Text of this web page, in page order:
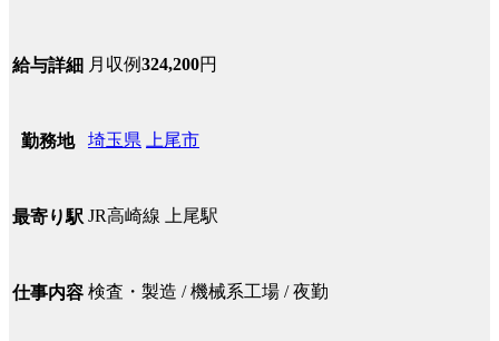
給与詳細 月収例324,200円
勤務地 埼玉県 上尾市
最寄り駅 JR高崎線 上尾駅
仕事内容 検査・製造 / 機械系工場 / 夜勤